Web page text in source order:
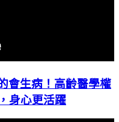
會生病！高齡醫學權
身心更活躍